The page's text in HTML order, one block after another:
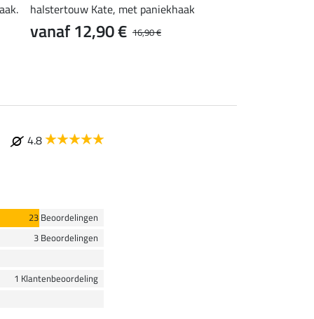
halstertouw Kate, met paniekhaak
16,90 €
vanaf 12,90 €
4.8
23 Beoordelingen
3 Beoordelingen
1 Klantenbeoordeling